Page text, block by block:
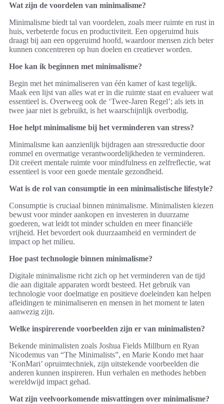
Wat zijn de voordelen van minimalisme?
Minimalisme biedt tal van voordelen, zoals meer ruimte en rust in
huis, verbeterde focus en productiviteit. Een opgeruimd huis
draagt bij aan een opgeruimd hoofd, waardoor mensen zich beter
kunnen concentreren op hun doelen en creatiever worden.
Hoe kan ik beginnen met minimalisme?
Begin met het minimaliseren van één kamer of kast tegelijk.
Maak een lijst van alles wat er in die ruimte staat en evalueer wat
essentieel is. Overweeg ook de ‘Twee-Jaren Regel’; als iets in
twee jaar niet is gebruikt, is het waarschijnlijk overbodig.
Hoe helpt minimalisme bij het verminderen van stress?
Minimalisme kan aanzienlijk bijdragen aan stressreductie door
rommel en overmatige verantwoordelijkheden te verminderen.
Dit creëert mentale ruimte voor mindfulness en zelfreflectie, wat
essentieel is voor een goede mentale gezondheid.
Wat is de rol van consumptie in een minimalistische lifestyle?
Consumptie is cruciaal binnen minimalisme. Minimalisten kiezen
bewust voor minder aankopen en investeren in duurzame
goederen, wat leidt tot minder schulden en meer financiële
vrijheid. Het bevordert ook duurzaamheid en vermindert de
impact op het milieu.
Hoe past technologie binnen minimalisme?
Digitale minimalisme richt zich op het verminderen van de tijd
die aan digitale apparaten wordt besteed. Het gebruik van
technologie voor doelmatige en positieve doeleinden kan helpen
afleidingen te minimaliseren en mensen in het moment te laten
aanwezig zijn.
Welke inspirerende voorbeelden zijn er van minimalisten?
Bekende minimalisten zoals Joshua Fields Millburn en Ryan
Nicodemus van “The Minimalists”, en Marie Kondo met haar
‘KonMari’ opruimtechniek, zijn uitstekende voorbeelden die
anderen kunnen inspireren. Hun verhalen en methodes hebben
wereldwijd impact gehad.
Wat zijn veelvoorkomende misvattingen over minimalisme?